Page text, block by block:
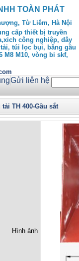
TOÀN PHÁT
Từ Liêm, Hà Nội
cấp thiết bị truyền
công nghiệp, dây
túi lọc bụi, băng gầu
M8 M10, vòng bi skf,
Gửi liên hệ
tải TH 400-Gầu sắt
Hình ảnh